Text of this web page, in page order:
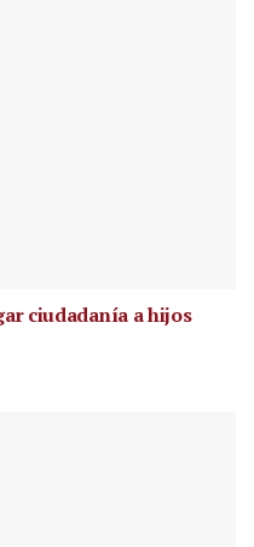
ciudadanía a hijos